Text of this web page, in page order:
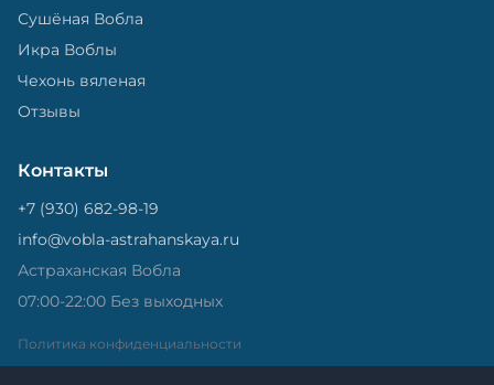
Сушёная Вобла
Икра Воблы
Чехонь вяленая
Отзывы
Контакты
+7 (930) 682-98-19
info@vobla-astrahanskaya.ru
Астраханская Вобла
07:00-22:00 Без выходных
Политика конфиденциальности